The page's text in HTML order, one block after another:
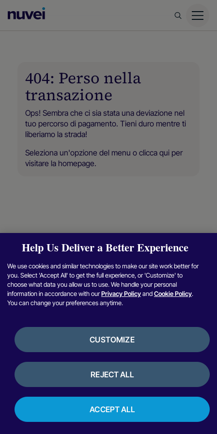
di
404: Perso nella
transazione
Ops! Sembra che ci sia stata una deviazione nel
tuo percorso di pagamento. Tieni duro mentre ti
liberiamo la strada!
Seleziona un'opzione del menu o clicca qui per
visitare la homepage.
Help Us Deliver a Better Experience
We use cookies and similar technologies to make our site work better for
you. Select 'Accept All' to get the full experience, or 'Customize' to
choose what data you allow us to use. We handle your personal
information in accordance with ourPrivacy PolicyandCookie Policy.
You can change your preferences anytime.
CUSTOMIZE
REJECT ALL
ACCEPT ALL